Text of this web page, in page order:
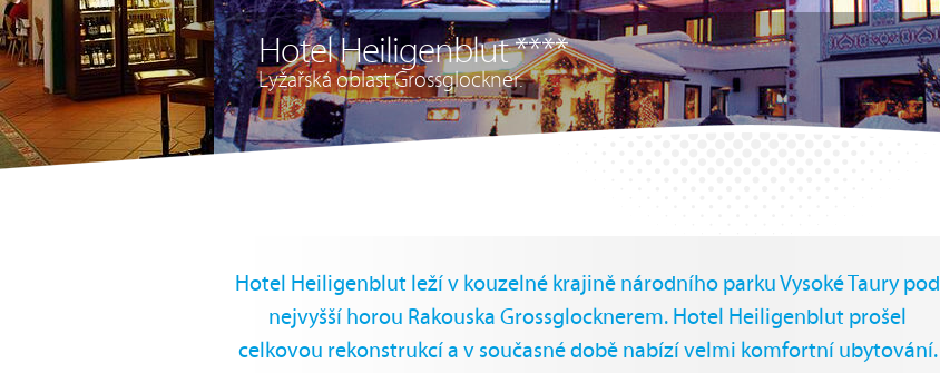
Hotel Heiligenblut ****
Lyžařská oblast Grossglockner.
Hotel Heiligenblut leží v kouzelné krajině národního parku Vysoké Taury pod
nejvyšší horou Rakouska Grossglocknerem. Hotel Heiligenblut prošel
celkovou rekonstrukcí a v současné době nabízí velmi komfortní ubytování.